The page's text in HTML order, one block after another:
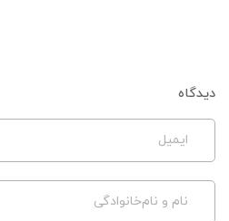
دیدگاه
ایمیل
نام و نام‌خانوادگی